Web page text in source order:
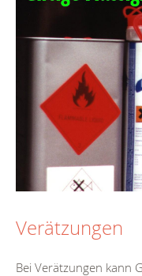
Verätzungen
Bei Verätzungen kann